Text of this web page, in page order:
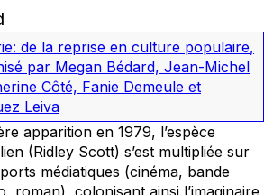
de la reprise en culture populaire,
par Megan Bédard, Jean-Michel
Côté, Fanie Demeule et
Leiva
apparition en 1979, l’espèce
(Ridley Scott) s’est multipliée sur
médiatiques (cinéma, bande
roman), colonisant ainsi l’imaginaire